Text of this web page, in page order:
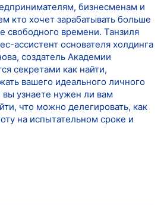
бизнесменам и
кто хочет зарабатывать больше
свободного времени. Танзиля
ассистент основателя холдинга
создатель Академии
секретами как найти,
вашего идеального личного
узнаете нужен ли вам
что можно делегировать, как
на испытательном сроке и